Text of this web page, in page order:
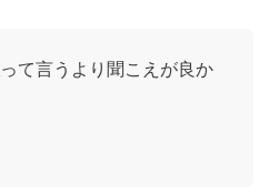
って言うより聞こえが良か